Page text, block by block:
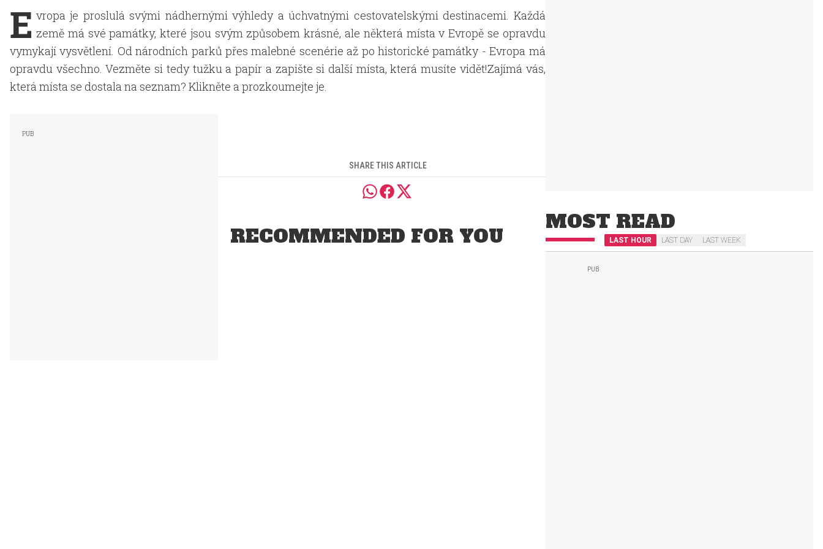
E vropa je proslulá svými nádhernými výhledy a úchvatnými cestovatelskými destinacemi. Každá
země má své památky, které jsou svým způsobem krásné, ale některá místa v Evropě se opravdu
vymykají vysvětlení. Od národních parků přes malebné scenérie až po historické památky - Evropa má
opravdu všechno. Vezměte si tedy tužku a papír a zapište si další místa, která musíte vidět!Zajímá vás,
která místa se dostala na seznam? Klikněte a prozkoumejte je.
SHARE THIS ARTICLE
RECOMMENDED FOR YOU
MOST READ
LAST HOUR LAST DAY LAST WEEK